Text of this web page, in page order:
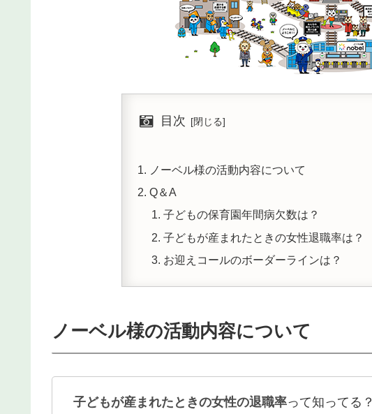
目次
ノーベル様の活動内容について
Q＆A
子どもの保育園年間病欠数は？
子どもが産まれたときの女性退職率は？
お迎えコールのボーダーラインは？
ノーベル様の活動内容について
子どもが産まれたときの女性の退職率って知ってる？